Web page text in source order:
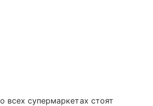
всех супермаркетах стоят